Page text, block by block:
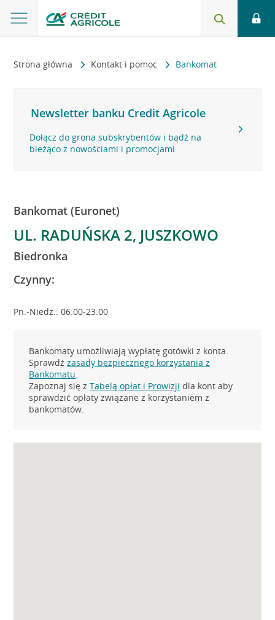
Strona główna Kontakt i pomoc Bankomat
Newsletter banku Credit Agricole
Dołącz do grona subskrybentów i bądź na
bieżąco z nowościami i promocjami
Bankomat (Euronet)
UL. RADUŃSKA 2, JUSZKOWO
Biedronka
Czynny:
Pn.-Niedz.: 06:00-23:00
Bankomaty umożliwiają wypłatę gotówki z konta.
Sprawdźzasady bezpiecznego korzystania z
Bankomatu.
Zapoznaj się zTabelą opłat i Prowizji dla kont aby
sprawdzić opłaty związane z korzystaniem z
bankomatów.